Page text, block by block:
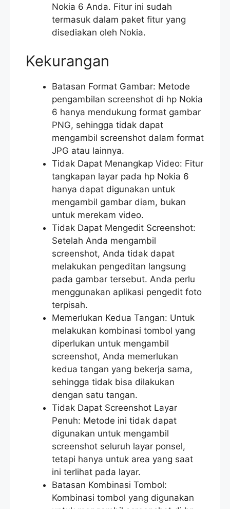
Nokia 6 Anda. Fitur ini sudah
termasuk dalam paket fitur yang
disediakan oleh Nokia.
Kekurangan
Batasan Format Gambar: Metode
pengambilan screenshot di hp Nokia
6 hanya mendukung format gambar
PNG, sehingga tidak dapat
mengambil screenshot dalam format
JPG atau lainnya.
Tidak Dapat Menangkap Video: Fitur
tangkapan layar pada hp Nokia 6
hanya dapat digunakan untuk
mengambil gambar diam, bukan
untuk merekam video.
Tidak Dapat Mengedit Screenshot:
Setelah Anda mengambil
screenshot, Anda tidak dapat
melakukan pengeditan langsung
pada gambar tersebut. Anda perlu
menggunakan aplikasi pengedit foto
terpisah.
Memerlukan Kedua Tangan: Untuk
melakukan kombinasi tombol yang
diperlukan untuk mengambil
screenshot, Anda memerlukan
kedua tangan yang bekerja sama,
sehingga tidak bisa dilakukan
dengan satu tangan.
Tidak Dapat Screenshot Layar
Penuh: Metode ini tidak dapat
digunakan untuk mengambil
screenshot seluruh layar ponsel,
tetapi hanya untuk area yang saat
ini terlihat pada layar.
Batasan Kombinasi Tombol:
Kombinasi tombol yang digunakan